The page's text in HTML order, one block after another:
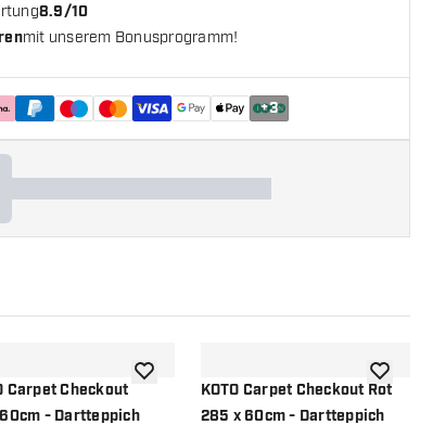
8.9/10
mit unserem Bonusprogramm!
+3
hinzufügen
Carpet Checkout
- Dartteppich
Zur Wunschliste hinzufügen
KOTO Carpet Checkout Rot
285 x 60cm - Dartteppich
Zur